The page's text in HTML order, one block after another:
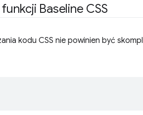
Baseline CSS
kodu CSS nie powinien być